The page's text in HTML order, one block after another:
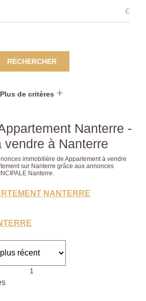
€
RECHERCHER
Plus de critères
Nanterre -
vendre à Nanterre
immobilière de Appartement à vendre
sur Nanterre grâce aux annonces
Nanterre.
NANTERRE
1